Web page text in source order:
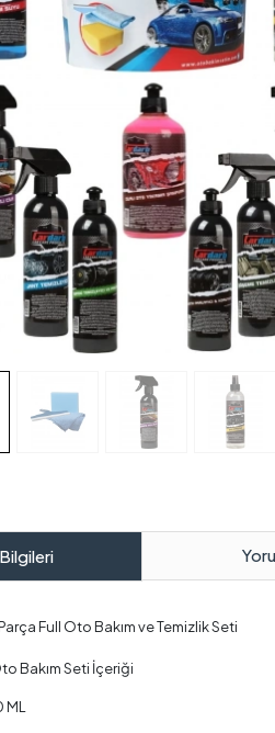
Full Oto Bakım ve Temizlik Seti
Bakım Seti İçeriği